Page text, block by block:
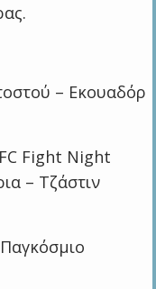
– Εκουαδόρ
Fight Night
– Τζάστιν